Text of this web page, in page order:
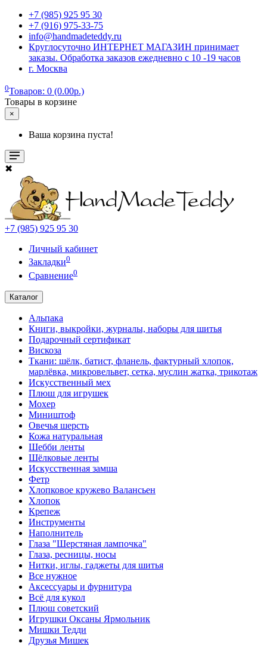
+7 (985) 925 95 30
+7 (916) 975-33-75
info@handmadeteddy.ru
Круглосуточно ИНТЕРНЕТ МАГАЗИН принимает
заказы. Обработка заказов ежедневно с 10 -19 часов
г. Москва
0Товаров: 0 (0.00р.)
Товары в корзине
×
Ваша корзина пуста!
✖
+7 (985) 925 95 30
Личный кабинет
Закладки0
Сравнение0
Каталог
Альпака
Книги, выкройки, журналы, наборы для шитья
Подарочный сертификат
Вискоза
Ткани: шёлк, батист, фланель, фактурный хлопок,
марлёвка, микровельвет, сетка, муслин жатка, трикотаж
Искусственный мех
Плюш для игрушек
Мохер
Миништоф
Овечья шерсть
Кожа натуральная
Шебби ленты
Шёлковые ленты
Искусственная замша
Фетр
Хлопковое кружево Валансьен
Хлопок
Крепеж
Инструменты
Наполнитель
Глаза "Шерстяная лампочка"
Глаза, ресницы, носы
Нитки, иглы, гаджеты для шитья
Все нужное
Аксессуары и фурнитура
Всё для кукол
Плюш советский
Игрушки Оксаны Ярмольник
Мишки Тедди
Друзья Мишек